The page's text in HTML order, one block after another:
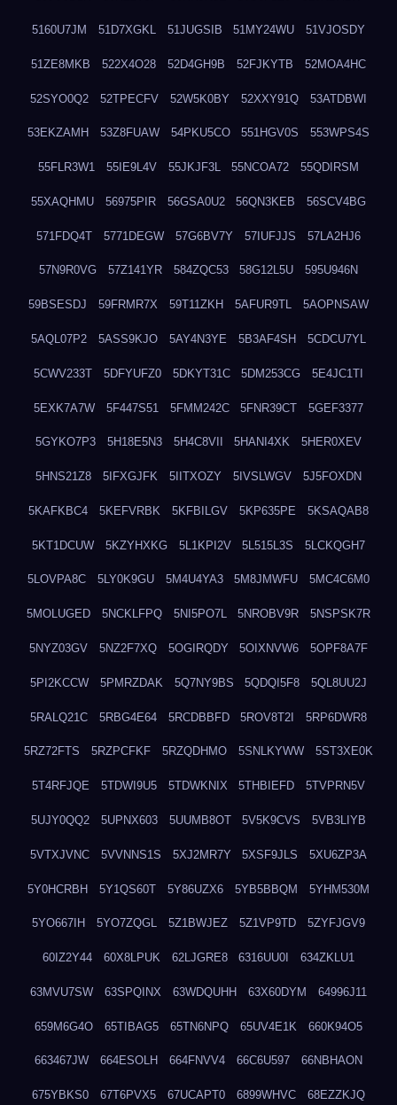
5160U7JM 51D7XGKL 51JUGSIB 51MY24WU 51VJOSDY
51ZE8MKB 522X4O28 52D4GH9B 52FJKYTB 52MOA4HC
52SYO0Q2 52TPECFV 52W5K0BY 52XXY91Q 53ATDBWI
53EKZAMH 53Z8FUAW 54PKU5CO 551HGV0S 553WPS4S
55FLR3W1 55IE9L4V 55JKJF3L 55NCOA72 55QDIRSM
55XAQHMU 56975PIR 56GSA0U2 56QN3KEB 56SCV4BG
571FDQ4T 5771DEGW 57G6BV7Y 57IUFJJS 57LA2HJ6
57N9R0VG 57Z141YR 584ZQC53 58G12L5U 595U946N
59BSESDJ 59FRMR7X 59T11ZKH 5AFUR9TL 5AOPNSAW
5AQL07P2 5ASS9KJO 5AY4N3YE 5B3AF4SH 5CDCU7YL
5CWV233T 5DFYUFZ0 5DKYT31C 5DM253CG 5E4JC1TI
5EXK7A7W 5F447S51 5FMM242C 5FNR39CT 5GEF3377
5GYKO7P3 5H18E5N3 5H4C8VII 5HANI4XK 5HER0XEV
5HNS21Z8 5IFXGJFK 5IITXOZY 5IVSLWGV 5J5FOXDN
5KAFKBC4 5KEFVRBK 5KFBILGV 5KP635PE 5KSAQAB8
5KT1DCUW 5KZYHXKG 5L1KPI2V 5L515L3S 5LCKQGH7
5LOVPA8C 5LY0K9GU 5M4U4YA3 5M8JMWFU 5MC4C6M0
5MOLUGED 5NCKLFPQ 5NI5PO7L 5NROBV9R 5NSPSK7R
5NYZ03GV 5NZ2F7XQ 5OGIRQDY 5OIXNVW6 5OPF8A7F
5PI2KCCW 5PMRZDAK 5Q7NY9BS 5QDQI5F8 5QL8UU2J
5RALQ21C 5RBG4E64 5RCDBBFD 5ROV8T2I 5RP6DWR8
5RZ72FTS 5RZPCFKF 5RZQDHMO 5SNLKYWW 5ST3XE0K
5T4RFJQE 5TDWI9U5 5TDWKNIX 5THBIEFD 5TVPRN5V
5UJY0QQ2 5UPNX603 5UUMB8OT 5V5K9CVS 5VB3LIYB
5VTXJVNC 5VVNNS1S 5XJ2MR7Y 5XSF9JLS 5XU6ZP3A
5Y0HCRBH 5Y1QS60T 5Y86UZX6 5YB5BBQM 5YHM530M
5YO667IH 5YO7ZQGL 5Z1BWJEZ 5Z1VP9TD 5ZYFJGV9
60IZ2Y44 60X8LPUK 62LJGRE8 6316UU0I 634ZKLU1
63MVU7SW 63SPQINX 63WDQUHH 63X60DYM 64996J11
659M6G4O 65TIBAG5 65TN6NPQ 65UV4E1K 660K94O5
663467JW 664ESOLH 664FNVV4 66C6U597 66NBHAON
675YBKS0 67T6PVX5 67UCAPT0 6899WHVC 68EZZKJQ